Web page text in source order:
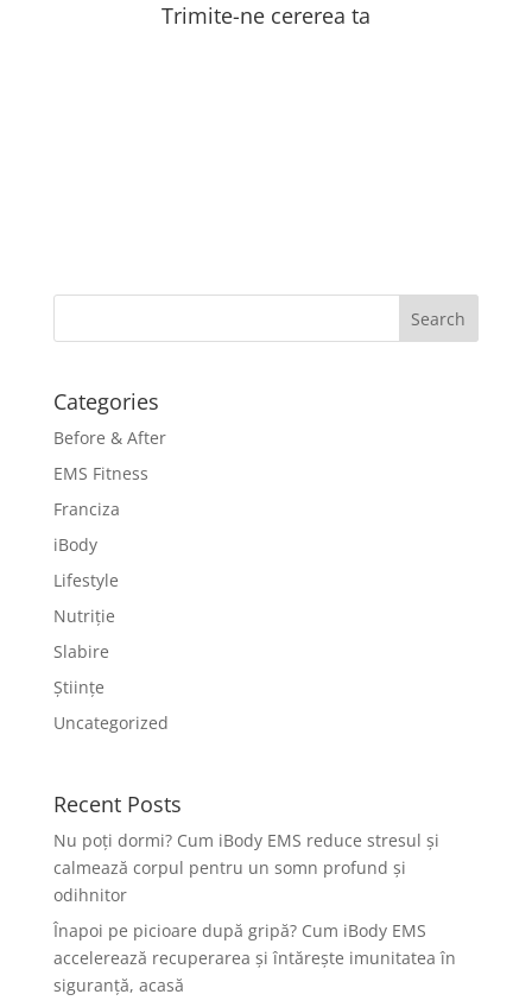
Trimite-ne cererea ta
Categories
Before & After
EMS Fitness
Franciza
iBody
Lifestyle
Nutriție
Slabire
Științe
Uncategorized
Recent Posts
Nu poți dormi? Cum iBody EMS reduce stresul și
calmează corpul pentru un somn profund și
odihnitor
Înapoi pe picioare după gripă? Cum iBody EMS
accelerează recuperarea și întărește imunitatea în
siguranță, acasă